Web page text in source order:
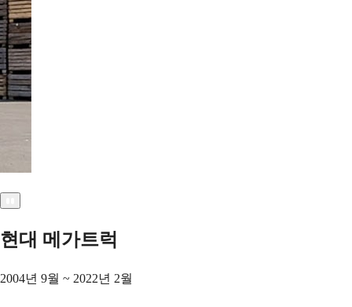
현대 메가트럭
2004년 9월 ~ 2022년 2월